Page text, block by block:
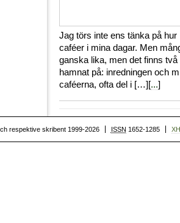
Jag törs inte ens tänka på
caféer i mina dagar. Men
ganska lika, men det finns
hamnat på: inredningen och
caféerna, ofta del i […][...]
respektive skribent 1999-2026 ISSN 1652-1285